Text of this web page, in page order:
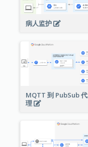
病人监护
MQTT 到 PubSub 代
理